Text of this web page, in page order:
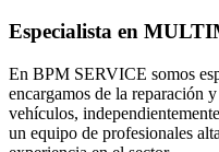
Especialista en
En BPM SERVICE somos
encargamos de la reparación
vehículos,
un equipo de profesionales